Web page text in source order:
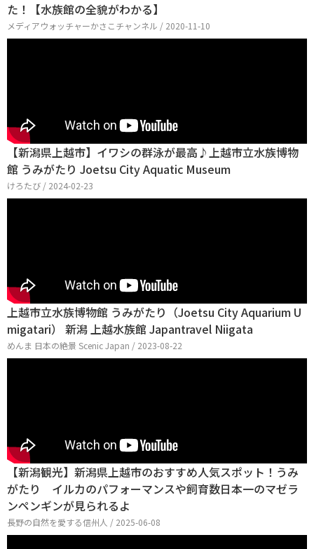
た！【水族館の全貌がわかる】
メディアウォッチャーかさこチャンネル / 2020-11-10
【新潟県上越市】イワシの群泳が最高♪上越市立水族博物
館 うみがたり Joetsu City Aquatic Museum
けろたび / 2024-02-23
上越市立水族博物館 うみがたり（Joetsu City Aquarium U
migatari） 新潟 上越水族館 Japantravel Niigata
めんま 日本の絶景 Scenic Japan / 2023-08-22
【新潟観光】新潟県上越市のおすすめ人気スポット！うみ
がたり イルカのパフォーマンスや飼育数日本一のマゼラ
ンペンギンが見られるよ
長野の自然を愛する信州人 / 2025-06-08